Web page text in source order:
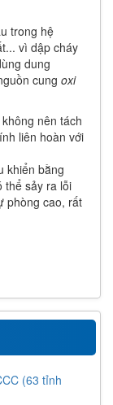
trong hệ
vì dập cháy
dung
cung oxi
nên tách
liên hoàn với
khiển bằng
thể sảy ra lỗi
phòng cao, rất
(63 tỉnh